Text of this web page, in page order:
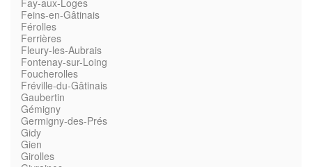
Fay-aux-Loges
Feins-en-Gâtinais
Férolles
Ferrières
Fleury-les-Aubrais
Fontenay-sur-Loing
Foucherolles
Fréville-du-Gâtinais
Gaubertin
Gémigny
Germigny-des-Prés
Gidy
Gien
Girolles